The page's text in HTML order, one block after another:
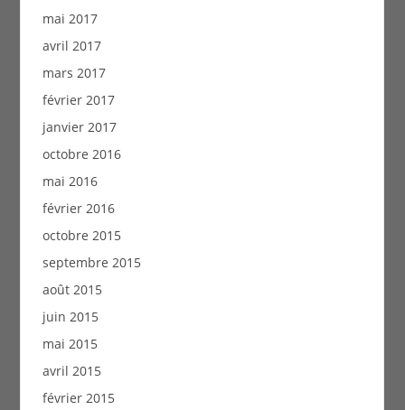
mai 2017
avril 2017
mars 2017
février 2017
janvier 2017
octobre 2016
mai 2016
février 2016
octobre 2015
septembre 2015
août 2015
juin 2015
mai 2015
avril 2015
février 2015